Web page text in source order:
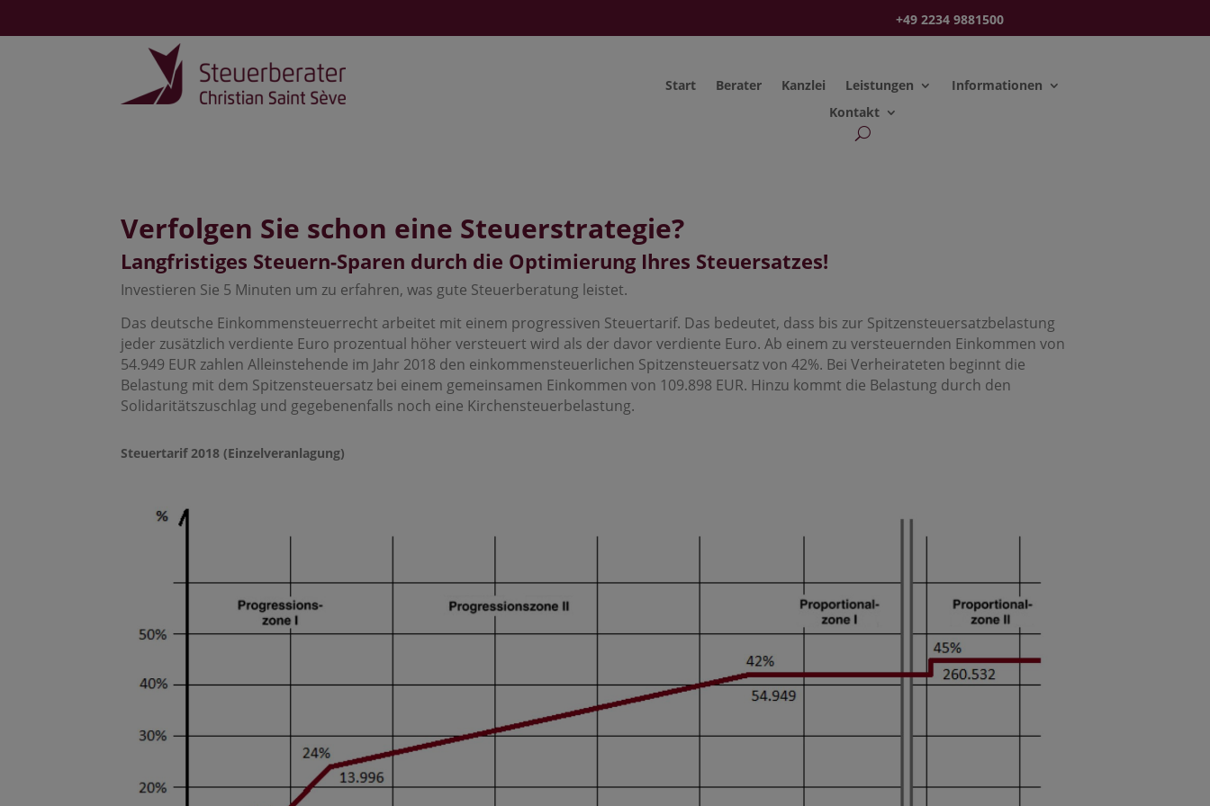
+49 2234 9881500
Start Berater Kanzlei Leistungen
Informationen
Kontakt
Verfolgen Sie schon eine Steuerstrategie?
Langfristiges Steuern-Sparen durch die Optimierung Ihres Steuersatzes!
Investieren Sie 5 Minuten um zu erfahren, was gute Steuerberatung leistet.
Das deutsche Einkommensteuerrecht arbeitet mit einem progressiven Steuertarif. Das bedeutet, dass bis zur Spitzensteuersatzbelastung
jeder zusätzlich verdiente Euro prozentual höher versteuert wird als der davor verdiente Euro. Ab einem zu versteuernden Einkommen von
54.949 EUR zahlen Alleinstehende im Jahr 2018 den einkommensteuerlichen Spitzensteuersatz von 42%. Bei Verheirateten beginnt die
Belastung mit dem Spitzensteuersatz bei einem gemeinsamen Einkommen von 109.898 EUR. Hinzu kommt die Belastung durch den
Solidaritätszuschlag und gegebenenfalls noch eine Kirchensteuerbelastung.
Steuertarif 2018 (Einzelveranlagung)